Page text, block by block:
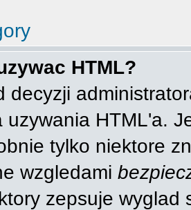
HTML?
decyzji
uzywania HTML'a.
tylko niektore
wzgledami
zepsuje wyglad